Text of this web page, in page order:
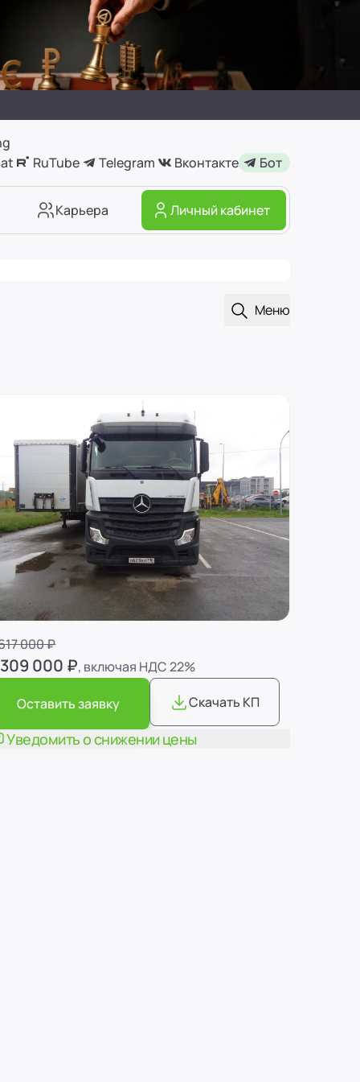
RuTube Telegram Вконтакте Бот
Карьера Личный кабинет
Меню
Открыть поиск
Тягач MERCEDES-BENZ Actros 1845 LS
000 ₽
000 ₽, включая НДС 22%
Оставить заявку Скачать КП
Уведомить о снижении цены